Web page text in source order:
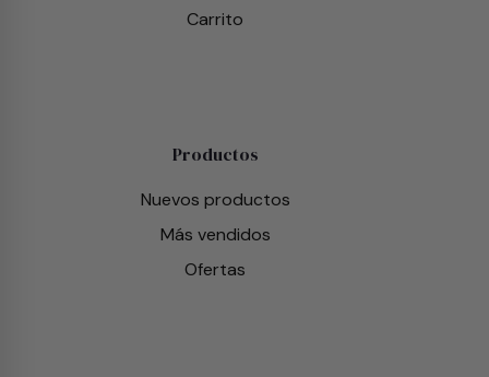
Carrito
Productos
Nuevos productos
Más vendidos
Ofertas